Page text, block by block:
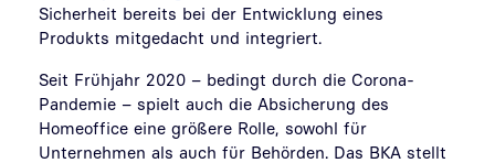
Sicherheit bereits bei der Entwicklung eines
Produkts mitgedacht und integriert.
Seit Frühjahr 2020 – bedingt durch die Corona-
Pandemie – spielt auch die Absicherung des
Homeoffice eine größere Rolle, sowohl für
Unternehmen als auch für Behörden. Das BKA stellt